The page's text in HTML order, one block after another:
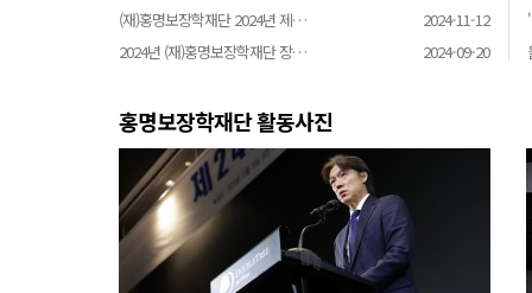
(재)홍명보장학재단 2024년 제…
2024-11-12
2024년 (재)홍명보장학재단 장…
2024-09-20
홍명보장학재단 활동사진